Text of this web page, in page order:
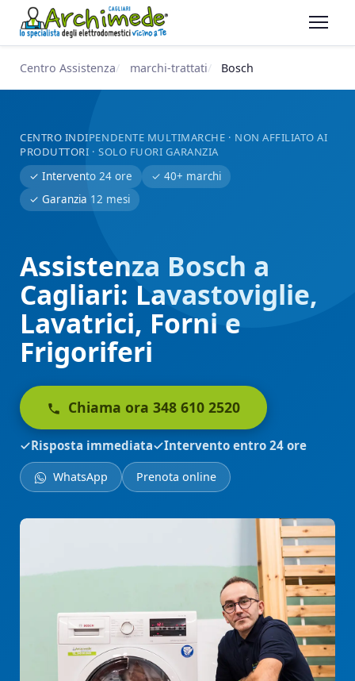
Centro Assistenza marchi-trattati Bosch
CENTRO INDIPENDENTE MULTIMARCHE · NON AFFILIATO AI
PRODUTTORI · SOLO FUORI GARANZIA
✓ Intervento 24 ore
✓ 40+ marchi
✓ Garanzia 12 mesi
Assistenza Bosch a
Cagliari: Lavastoviglie,
Lavatrici, Forni e
Frigoriferi
Chiama ora 348 610 2520
Risposta immediata Intervento entro 24 ore
WhatsApp Prenota online